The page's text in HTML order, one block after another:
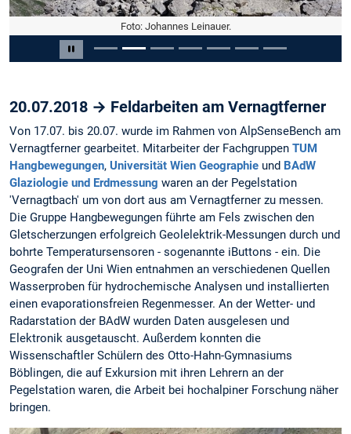
Carousel pausieren
Foto: Johannes Leinauer.
Slide 2 von 7
20.07.2018 → Feldarbeiten am Vernagtferner
Von 17.07. bis 20.07. wurde im Rahmen von AlpSenseBench am
Vernagtferner gearbeitet. Mitarbeiter der Fachgruppen TUM
Hangbewegungen, Universität Wien Geographie und BAdW
Glaziologie und Erdmessung waren an der Pegelstation
'Vernagtbach' um von dort aus am Vernagtferner zu messen.
Die Gruppe Hangbewegungen führte am Fels zwischen den
Gletscherzungen erfolgreich Geolelektrik-Messungen durch und
bohrte Temperatursensoren - sogenannte iButtons - ein. Die
Geografen der Uni Wien entnahmen an verschiedenen Quellen
Wasserproben für hydrochemische Analysen und installierten
einen evaporationsfreien Regenmesser. An der Wetter- und
Radarstation der BAdW wurden Daten ausgelesen und
Elektronik ausgetauscht. Außerdem konnten die
Wissenschaftler Schülern des Otto-Hahn-Gymnasiums
Böblingen, die auf Exkursion mit ihren Lehrern an der
Pegelstation waren, die Arbeit bei hochalpiner Forschung näher
bringen.